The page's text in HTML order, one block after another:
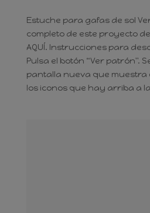
Estuche para gafas de sol
completo de este proyecto
AQUÍ. Instrucciones para
Pulsa el botón “Ver patrón".
pantalla nueva que muestra
los iconos que hay arriba a